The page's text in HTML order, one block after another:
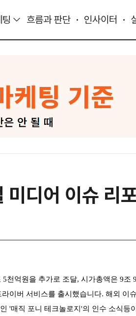
흐름과 판단 인사이터
디어 이슈 리
천억원을 추가로 조달, 시가총액은 9조
이버 서비스를 출시했습니다. 해외 이
'매직 포니 테크놀로지'의 인수 소식등